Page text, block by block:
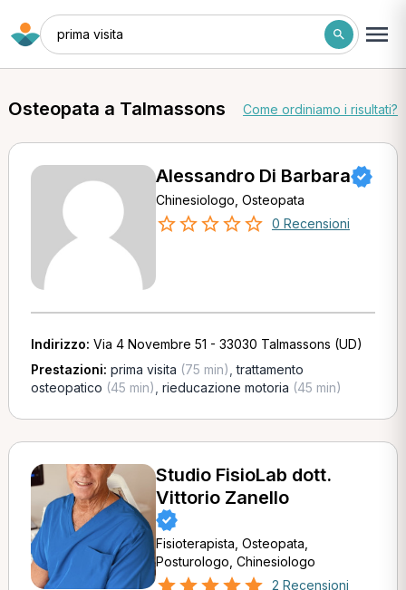
prima visita
Osteopata a Talmassons Come ordiniamo i risultati?
Alessandro Di Barbara
Chinesiologo, Osteopata
0 Recensioni
Indirizzo: Via 4 Novembre 51 - 33030 Talmassons (UD)
Prestazioni: prima visita (75 min) ,trattamento
osteopatico (45 min) rieducazione motoria (45 min)
Studio FisioLab dott.
Vittorio Zanello
Fisioterapista, Osteopata,
Posturologo, Chinesiologo
2 Recensioni